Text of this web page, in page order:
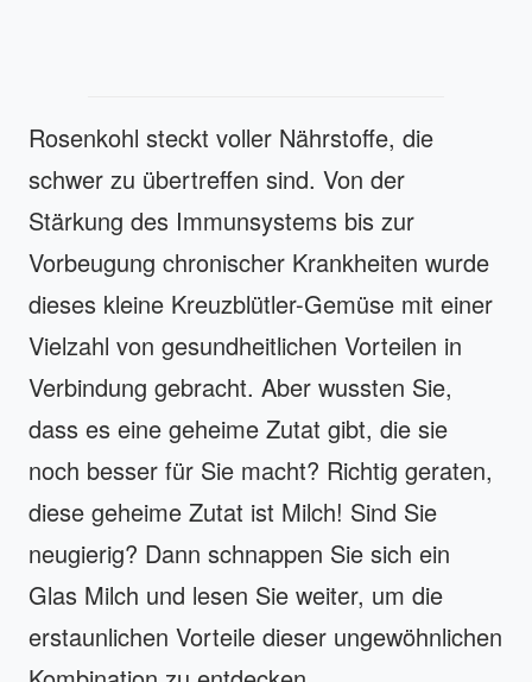
Rosenkohl steckt voller Nährstoffe, die
schwer zu übertreffen sind. Von der
Stärkung des Immunsystems bis zur
Vorbeugung chronischer Krankheiten wurde
dieses kleine Kreuzblütler-Gemüse mit einer
Vielzahl von gesundheitlichen Vorteilen in
Verbindung gebracht. Aber wussten Sie,
dass es eine geheime Zutat gibt, die sie
noch besser für Sie macht? Richtig geraten,
diese geheime Zutat ist Milch! Sind Sie
neugierig? Dann schnappen Sie sich ein
Glas Milch und lesen Sie weiter, um die
erstaunlichen Vorteile dieser ungewöhnlichen